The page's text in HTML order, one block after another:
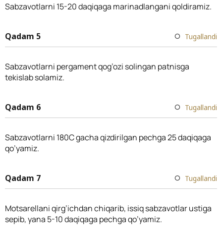
Sabzavotlarni 15-20 daqiqaga marinadlangani qoldiramiz.
Qadam 5 Tugallandi
Sabzavotlarni pergament qog’ozi solingan patnisga
tekislab solamiz.
Qadam 6 Tugallandi
Sabzavotlarni 180C gacha qizdirilgan pechga 25 daqiqaga
qo’yamiz.
Qadam 7 Tugallandi
Motsarellani qirg’ichdan chiqarib, issiq sabzavotlar ustiga
sepib, yana 5-10 daqiqaga pechga qo’yamiz.